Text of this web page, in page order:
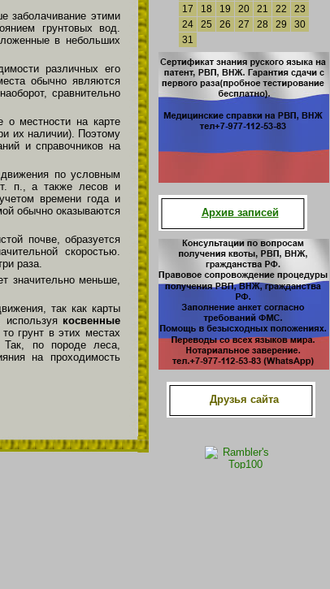
заболачивание этими
грунтовых вод.
в небольших
различных его
обычно являются
сравнительно
о местности на карте
их наличии). Поэтому
и справочников на
движения по условным
т. п., а также лесов и
времени года и
обычно оказываются
почве, образуется
скоростью.
раза.
значительно меньше,
так как карты
косвенные
грунт в этих местах
Так, по породе леса,
на проходимость
17
18 19 20 21 22
23
24
25 26 27 28 29
30
31
Архив записей
Друзья сайта